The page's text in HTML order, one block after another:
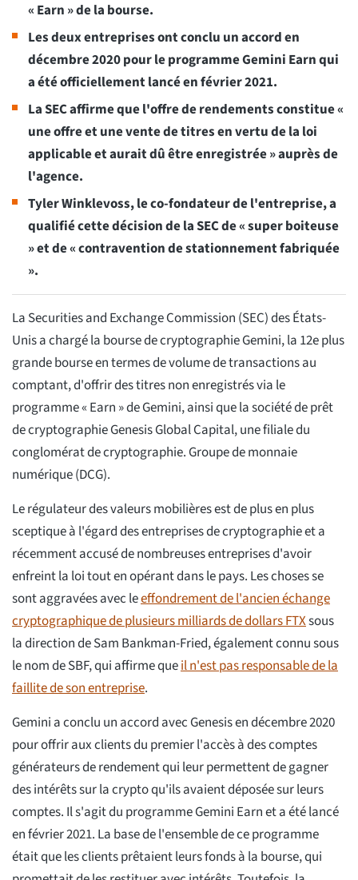
« Earn » de la bourse.
Les deux entreprises ont conclu un accord en
décembre 2020 pour le programme Gemini Earn qui
a été officiellement lancé en février 2021.
La SEC affirme que l'offre de rendements constitue «
une offre et une vente de titres en vertu de la loi
applicable et aurait dû être enregistrée » auprès de
l'agence.
Tyler Winklevoss, le co-fondateur de l'entreprise, a
qualifié cette décision de la SEC de « super boiteuse
» et de « contravention de stationnement fabriquée
».
La Securities and Exchange Commission (SEC) des États-
Unis a chargé la bourse de cryptographie Gemini, la 12e plus
grande bourse en termes de volume de transactions au
comptant, d'offrir des titres non enregistrés via le
programme « Earn » de Gemini, ainsi que la société de prêt
de cryptographie Genesis Global Capital, une filiale du
conglomérat de cryptographie. Groupe de monnaie
numérique (DCG).
Le régulateur des valeurs mobilières est de plus en plus
sceptique à l'égard des entreprises de cryptographie et a
récemment accusé de nombreuses entreprises d'avoir
enfreint la loi tout en opérant dans le pays. Les choses se
sont aggravées avec leeffondrement de l'ancien échange
cryptographique de plusieurs milliards de dollars FTXsous
la direction de Sam Bankman-Fried, également connu sous
le nom de SBF, qui affirme queil n'est pas responsable de la
faillite de son entreprise.
Gemini a conclu un accord avec Genesis en décembre 2020
pour offrir aux clients du premier l'accès à des comptes
générateurs de rendement qui leur permettent de gagner
des intérêts sur la crypto qu'ils avaient déposée sur leurs
comptes. Il s'agit du programme Gemini Earn et a été lancé
en février 2021. La base de l'ensemble de ce programme
était que les clients prêtaient leurs fonds à la bourse, qui